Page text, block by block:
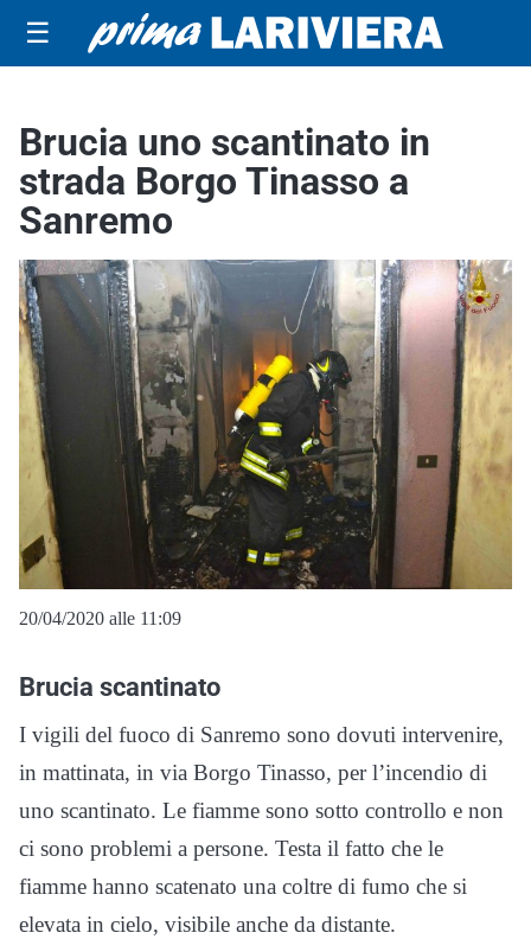
☰
Brucia uno scantinato in
strada Borgo Tinasso a
Sanremo
20/04/2020 alle 11:09
Brucia scantinato
I vigili del fuoco di Sanremo sono dovuti intervenire,
in mattinata, in via Borgo Tinasso, per l’incendio di
uno scantinato. Le fiamme sono sotto controllo e non
ci sono problemi a persone. Testa il fatto che le
fiamme hanno scatenato una coltre di fumo che si
elevata in cielo, visibile anche da distante.